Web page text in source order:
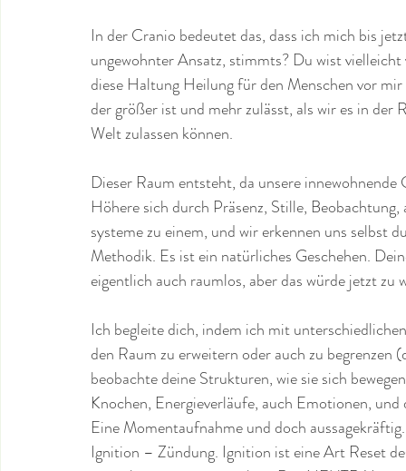
In der Cranio bedeutet das, dass ich mich bis
ungewohnter Ansatz, stimmts? Du wist
diese Haltung Heilung für den Menschen vor
der größer ist und mehr zulässt, als wir es in
Welt zulassen können.
Dieser Raum entsteht, da unsere
Höhere sich durch Präsenz, Stille,
systeme zu einem, und wir erkennen uns selbst
Methodik. Es ist ein natürliches Geschehen.
eigentlich auch raumlos, aber das würde jetzt
Ich begleite dich, indem ich mit
den Raum zu erweitern oder auch zu
beobachte deine Strukturen, wie sie sich
Knochen, Energieverläufe, auch Emotionen,
Eine Momentaufnahme und doch
Ignition – Zündung. Ignition ist eine Art Reset